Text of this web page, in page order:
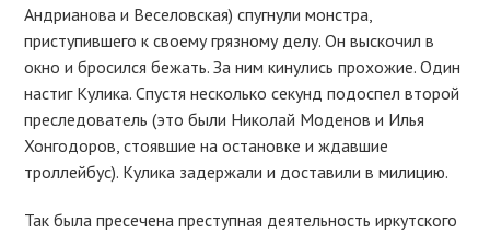
Андрианова и Веселовская) спугнули монстра,
приступившего к своему грязному делу. Он выскочил в
окно и бросился бежать. За ним кинулись прохожие. Один
настиг Кулика. Спустя несколько секунд подоспел второй
преследователь (это были Николай Моденов и Илья
Хонгодоров, стоявшие на остановке и ждавшие
троллейбус). Кулика задержали и доставили в милицию.
Так была пресечена преступная деятельность иркутского